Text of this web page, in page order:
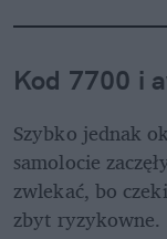
Kod 7700 i
Szybko jednak
samolocie
zwlekać, bo
zbyt ryzykowne.